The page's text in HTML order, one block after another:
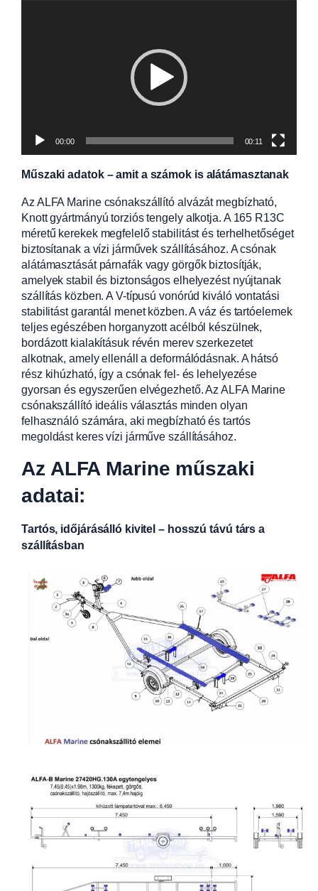
00:00 00:11
Műszaki adatok – amit a számok is alátámasztanak
Az ALFA Marine csónakszállító alvázát megbízható,
Knott gyártmányú torziós tengely alkotja. A 165 R13C
méretű kerekek megfelelő stabilitást és terhelhetőséget
biztosítanak a vízi járművek szállításához. A csónak
alátámasztását párnafák vagy görgők biztosítják,
amelyek stabil és biztonságos elhelyezést nyújtanak
szállítás közben. A V-típusú vonórúd kiváló vontatási
stabilitást garantál menet közben. A váz és tartóelemek
teljes egészében horganyzott acélból készülnek,
bordázott kialakításuk révén merev szerkezetet
alkotnak, amely ellenáll a deformálódásnak. A hátsó
rész kihúzható, így a csónak fel- és lehelyezése
gyorsan és egyszerűen elvégezhető. Az ALFA Marine
csónakszállító ideális választás minden olyan
felhasználó számára, aki megbízható és tartós
megoldást keres vízi járműve szállításához.
Az ALFA Marine műszaki
adatai:
Tartós, időjárásálló kivitel – hosszú távú társ a
szállításban